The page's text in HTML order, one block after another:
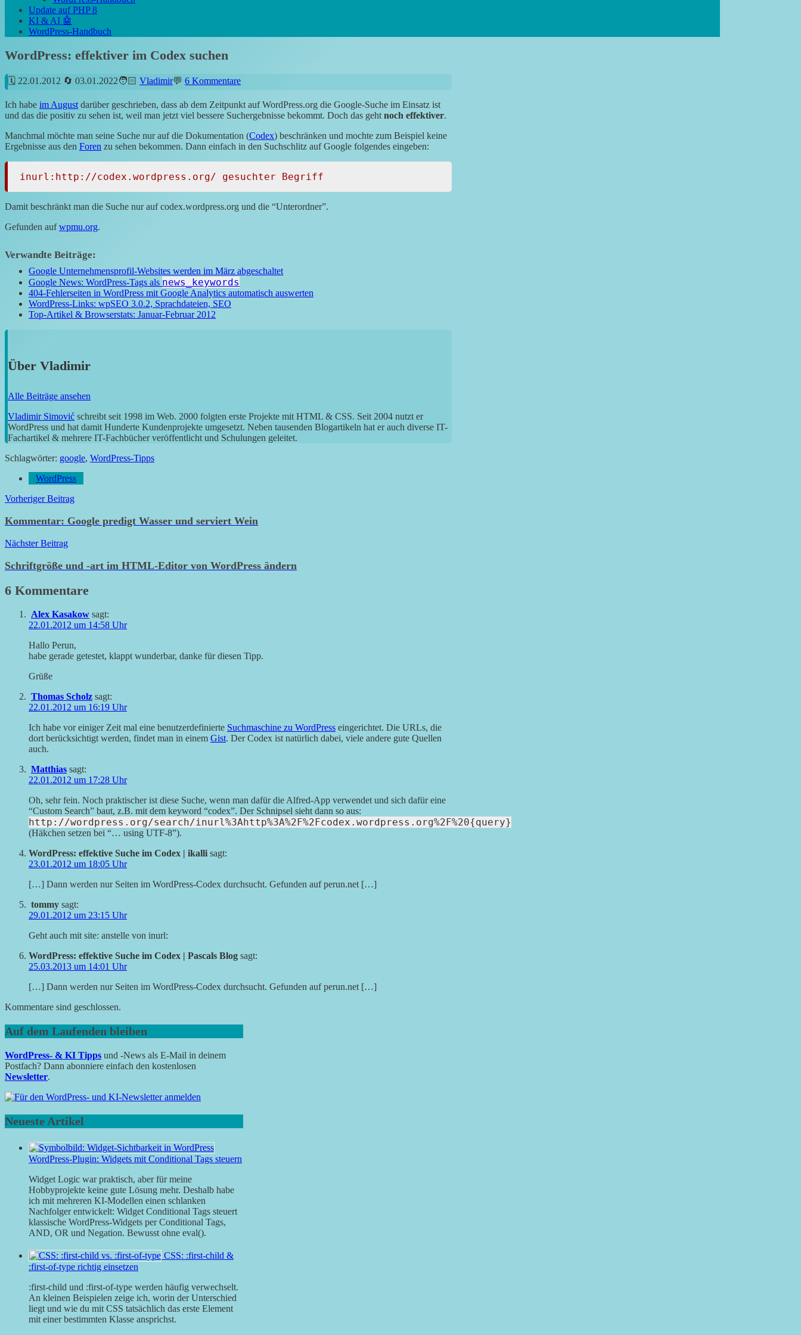
Update auf PHP 8
KI & AI 🤖
WordPress-Handbuch
WordPress: effektiver im Codex suchen
22.01.2012 03.01.2022 Vladimir 6 Kommentare
Ich habe im August darüber geschrieben, dass ab dem Zeitpunkt auf WordPress.org die Google-Suche im Einsatz ist
und das die positiv zu sehen ist, weil man jetzt viel bessere Suchergebnisse bekommt. Doch das geht noch effektiver.
Manchmal möchte man seine Suche nur auf die Dokumentation (Codex) beschränken und mochte zum Beispiel keine
Ergebnisse aus den Foren zu sehen bekommen. Dann einfach in den Suchschlitz auf Google folgendes eingeben:
inurl:http://codex.wordpress.org/ gesuchter Begriff
Damit beschränkt man die Suche nur auf codex.wordpress.org und die “Unterordner”.
Gefunden aufwpmu.org.
Verwandte Beiträge:
Google Unternehmensprofil-Websites werden im März abgeschaltet
Google News: WordPress-Tags als news_keywords
404-Fehlerseiten in WordPress mit Google Analytics automatisch auswerten
WordPress-Links: wpSEO 3.0.2, Sprachdateien, SEO
Top-Artikel & Browserstats: Januar-Februar 2012
Über Vladimir
Alle Beiträge ansehen
Vladimir Simović schreibt seit 1998 im Web. 2000 folgten erste Projekte mit HTML & CSS. Seit 2004 nutzt er
WordPress und hat damit Hunderte Kundenprojekte umgesetzt. Neben tausenden Blogartikeln hat er auch diverse IT-
Fachartikel & mehrere IT-Fachbücher veröffentlicht und Schulungen geleitet.
Schlagwörter: google, WordPress-Tipps
WordPress
Beitragsnavigation
Vorheriger Beitrag
Kommentar: Google predigt Wasser und serviert Wein
Nächster Beitrag
Schriftgröße und -art im HTML-Editor von WordPress ändern
6 Kommentare
Alex Kasakow sagt:
22.01.2012 um 14:58 Uhr
Hallo Perun,
habe gerade getestet, klappt wunderbar, danke für diesen Tipp.
Grüße
Thomas Scholz sagt:
22.01.2012 um 16:19 Uhr
Ich habe vor einiger Zeit mal eine benutzerdefinierte Suchmaschine zu WordPress eingerichtet. Die URLs, die
dort berücksichtigt werden, findet man in einem Gist. Der Codex ist natürlich dabei, viele andere gute Quellen
auch.
Matthias sagt:
22.01.2012 um 17:28 Uhr
Oh, sehr fein. Noch praktischer ist diese Suche, wenn man dafür die Alfred-App verwendet und sich dafür eine
“Custom Search” baut, z.B. mit dem keyword “codex”. Der Schnipsel sieht dann so aus:
http://wordpress.org/search/inurl%3Ahttp%3A%2F%2Fcodex.wordpress.org%2F%20{query}
(Häkchen setzen bei “… using UTF-8”).
WordPress: effektive Suche im Codex | ikalli sagt:
23.01.2012 um 18:05 Uhr
[…] Dann werden nur Seiten im WordPress-Codex durchsucht. Gefunden auf perun.net […]
tommy sagt:
29.01.2012 um 23:15 Uhr
Geht auch mit site: anstelle von inurl:
WordPress: effektive Suche im Codex | Pascals Blog sagt:
25.03.2013 um 14:01 Uhr
[…] Dann werden nur Seiten im WordPress-Codex durchsucht. Gefunden auf perun.net […]
Kommentare sind geschlossen.
Auf dem Laufenden bleiben
WordPress- & KI Tipps und -News als E-Mail in deinem
Postfach? Dann abonniere einfach den kostenlosen
Newsletter.
Neueste Artikel
WordPress-Plugin: Widgets mit Conditional Tags steuern
Widget Logic war praktisch, aber für meine
Hobbyprojekte keine gute Lösung mehr. Deshalb habe
ich mit mehreren KI-Modellen einen schlanken
Nachfolger entwickelt: Widget Conditional Tags steuert
klassische WordPress-Widgets per Conditional Tags,
AND, OR und Negation. Bewusst ohne eval().
CSS: :first-child &
:first-of-type richtig einsetzen
:first-child und :first-of-type werden häufig verwechselt.
An kleinen Beispielen zeige ich, worin der Unterschied
liegt und wie du mit CSS tatsächlich das erste Element
mit einer bestimmten Klasse ansprichst.